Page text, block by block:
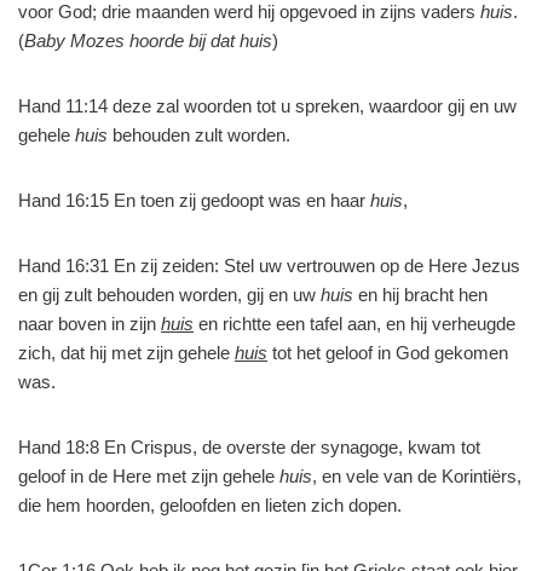
voor God; drie maanden werd hij opgevoed in zijns vaders huis.
(Baby Mozes hoorde bij dat huis)
Hand 11:14 deze zal woorden tot u spreken, waardoor gij en uw
gehele huis behouden zult worden.
Hand 16:15 En toen zij gedoopt was en haar huis,
Hand 16:31 En zij zeiden: Stel uw vertrouwen op de Here Jezus
en gij zult behouden worden, gij en uw huis en hij bracht hen
naar boven in zijn huis en richtte een tafel aan, en hij verheugde
zich, dat hij met zijn gehele huis tot het geloof in God gekomen
was.
Hand 18:8 En Crispus, de overste der synagoge, kwam tot
geloof in de Here met zijn gehele huis, en vele van de Korintiërs,
die hem hoorden, geloofden en lieten zich dopen.